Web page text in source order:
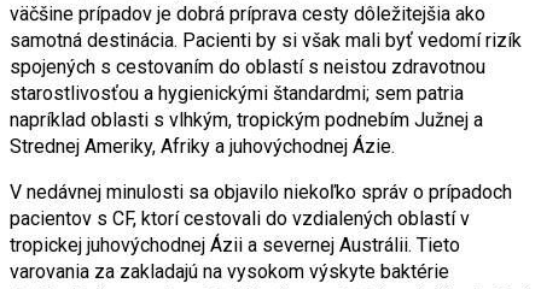
väčšine prípadov je dobrá príprava cesty dôležitejšia ako
samotná destinácia. Pacienti by si však mali byť vedomí rizík
spojených s cestovaním do oblastí s neistou zdravotnou
starostlivosťou a hygienickými štandardmi; sem patria
napríklad oblasti s vlhkým, tropickým podnebím Južnej a
Strednej Ameriky, Afriky a juhovýchodnej Ázie.
V nedávnej minulosti sa objavilo niekoľko správ o prípadoch
pacientov s CF, ktorí cestovali do vzdialených oblastí v
tropickej juhovýchodnej Ázii a severnej Austrálii. Tieto
varovania za zakladajú na vysokom výskyte baktérie